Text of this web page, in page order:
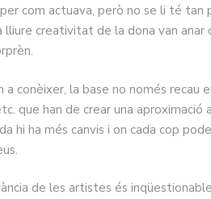
com actuava, però no se li té tan
creativitat de la dona van anar
conèixer, la base no només recau
que han de crear una aproximació
hi ha més canvis i on cada cop
de les artistes és